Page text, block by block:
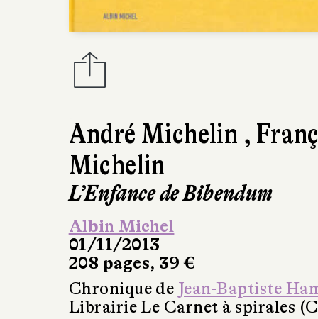
André Michelin ,
Michelin
L’Enfance de Bibendum
Albin Michel
01/11/2013
208 pages, 39 €
Chronique de Jean-Baptiste
Librairie Le Carnet à spirales